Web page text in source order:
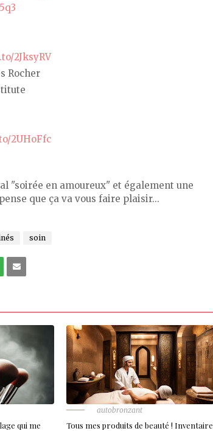
2JksyRV
Rocher
2UHoFfc
"soirée en amoureux" et également une
que ça va vous faire plaisir...
soin
qui me
autobronzant
Tous mes produits de beauté ! Inventaire